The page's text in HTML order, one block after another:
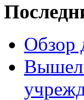
Обзор
Вышел